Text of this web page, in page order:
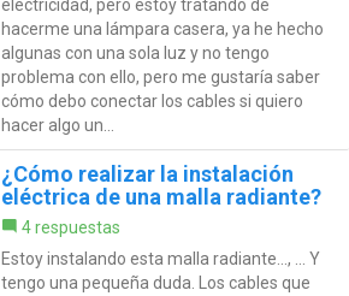
electricidad, pero estoy tratando de
hacerme una lámpara casera, ya he hecho
algunas con una sola luz y no tengo
problema con ello, pero me gustaría saber
cómo debo conectar los cables si quiero
hacer algo un...
¿Cómo realizar la instalación
eléctrica de una malla radiante?
4 respuestas
Estoy instalando esta malla radiante..., ... Y
tengo una pequeña duda. Los cables que